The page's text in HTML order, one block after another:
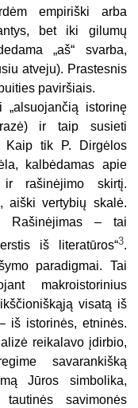
empiriški arba
bet iki gilumų
„aš“ svarba,
atveju). Prastesnis
paviršiais.
istorinę
ir taip susieti
Kaip tik P. Dirgėlos
kalbėdamas apie
rašinėjimo skirtį.
aiški vertybių skalė.
Rašinėjimas – tai
iš literatūros“3.
paradigmai. Tai
makroistorinius
visatą iš
iš istorinės, etninės.
reikalavo įdirbio,
savarankišką
Jūros simbolika,
savimonės